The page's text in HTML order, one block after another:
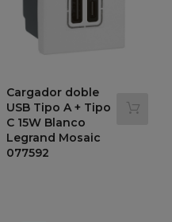
Cargador doble
USB Tipo A + Tipo
C 15W Blanco
Legrand Mosaic
077592